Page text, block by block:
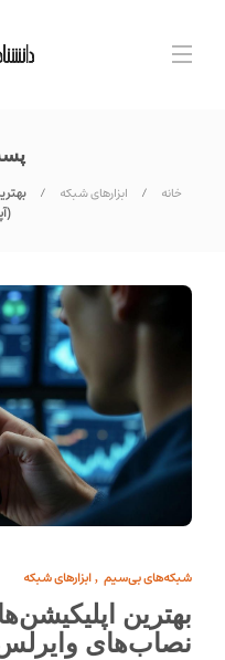
خانه ابزارهای شبکه
شبکه‌های بی‌سیم , ابزارهای شبکه
بهترین
نصاب‌های وایرلس